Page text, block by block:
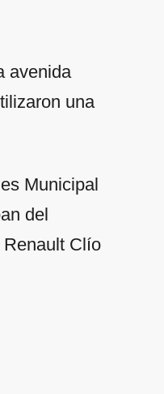
avenida
una
Municipal
del
Clío